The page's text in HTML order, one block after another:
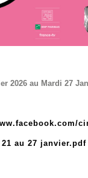
2026 au Mardi 27
au 27 janvier.pdf